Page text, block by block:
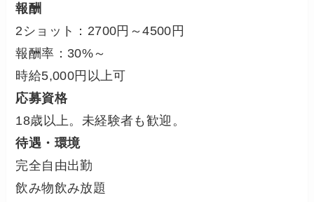
報酬
2ショット：2700円～4500円
報酬率：30%～
時給5,000円以上可
応募資格
18歳以上。未経験者も歓迎。
待遇・環境
完全自由出勤
飲み物飲み放題